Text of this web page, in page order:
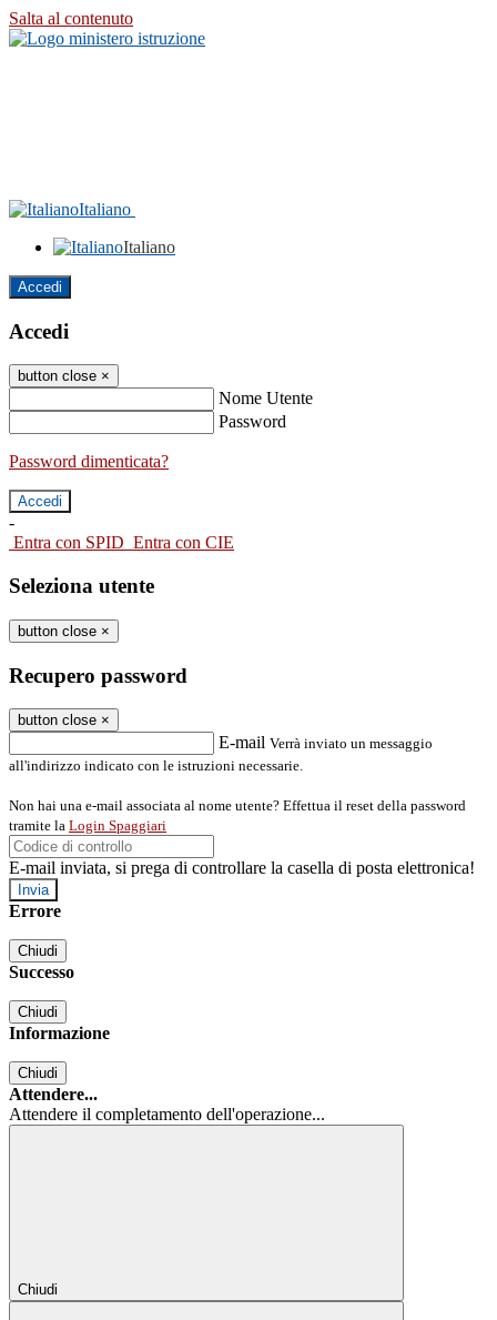
Salta al contenuto
Italiano
Italiano
Accedi
Accedi
button close ×
Nome Utente
Password
Password dimenticata?
-
Entra con SPID Entra con CIE
Seleziona utente
button close ×
Recupero password
button close ×
E-mail Verrà inviato un messaggio
all'indirizzo indicato con le istruzioni necessarie.
Non hai una e-mail associata al nome utente? Effettua il reset della password
tramite la Login Spaggiari
E-mail inviata, si prega di controllare la casella di posta elettronica!
Errore
Chiudi
Successo
Chiudi
Informazione
Chiudi
Attendere...
Attendere il completamento dell'operazione...
Chiudi